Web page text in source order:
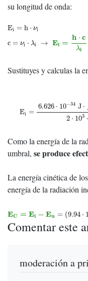
su longitud de onda:
Ei = h ⋅ νi
c = νi ⋅ λi → Ei =
h ⋅ c
λi
Ei =h⋅ ν =ν
Sustituyes y calculas la
Ei =
6.626 ⋅ 10−34 J ⋅
2 ⋅ 103 ⋅
J⋅s
Como la energía de la
umbral, se produce
La energía cinética de
energía de la radiación
EC = Ei − Eu = (9.94 ⋅
Comentar este
moderación a